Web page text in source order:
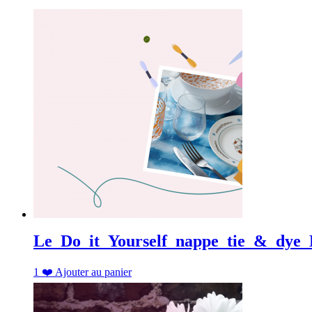
1 ❤️ Ajouter au panier